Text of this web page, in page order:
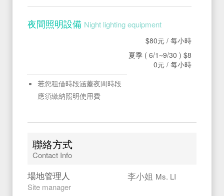
夜間照明設備 Night lighting equipment
$80元 / 每小時
夏季 ( 6/1~9/30 ) $8
0元 / 每小時
若您租借時段涵蓋夜間時段
應須繳納照明使用費
聯絡方式
Contact Info
場地管理人
Site manager
李小姐 Ms. LI